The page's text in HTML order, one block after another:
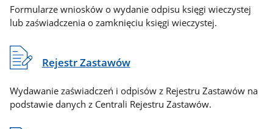
Formularze wniosków o wydanie odpisu księgi wieczystej
lub zaświadczenia o zamknięciu księgi wieczystej.
Rejestr Zastawów
Wydawanie zaświadczeń i odpisów z Rejestru Zastawów na
podstawie danych z Centrali Rejestru Zastawów.